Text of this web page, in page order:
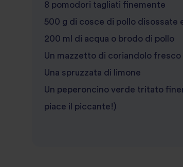
8 pomodori tagliati finemente
500 g di cosce di pollo disossate
200 ml di acqua o brodo di pollo
Un mazzetto di coriandolo
Una spruzzata di limone
Un peperoncino verde tritato
piace il piccante!)